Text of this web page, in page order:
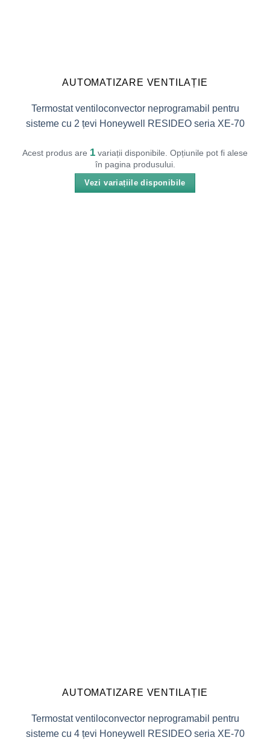
AUTOMATIZARE VENTILAȚIE
Termostat ventiloconvector neprogramabil pentru
sisteme cu 2 țevi Honeywell RESIDEO seria XE-70
Acest produs are 1 variații disponibile. Opțiunile pot fi alese
în pagina produsului.
Vezi variațiile disponibile
AUTOMATIZARE VENTILAȚIE
Termostat ventiloconvector neprogramabil pentru
sisteme cu 4 țevi Honeywell RESIDEO seria XE-70